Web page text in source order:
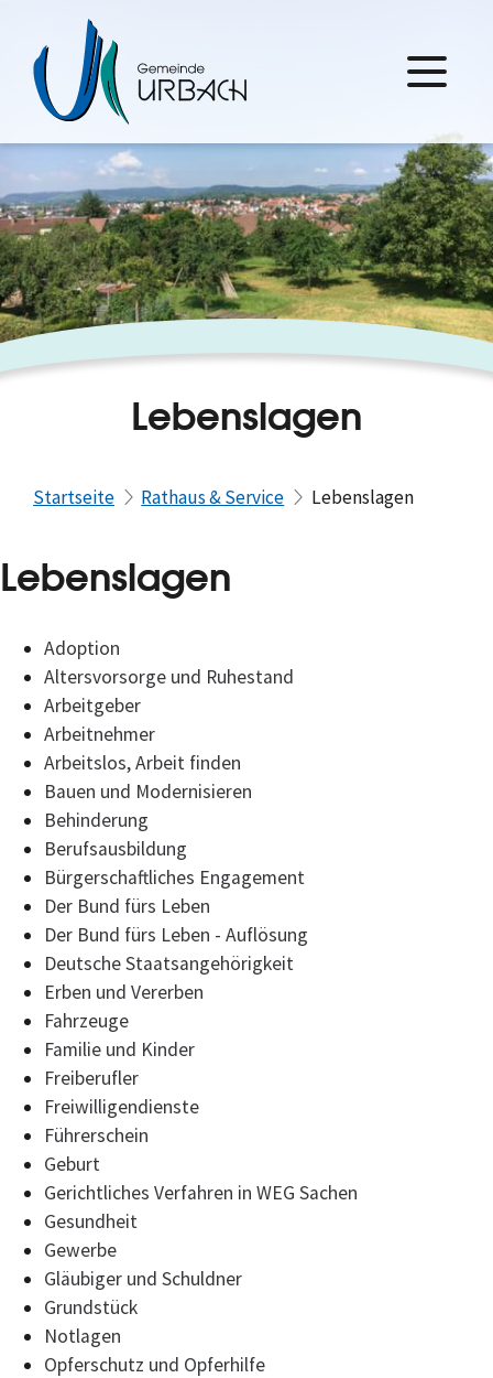
Lebenslagen
Startseite Rathaus & Service Lebenslagen
Lebenslagen
Adoption
Altersvorsorge und Ruhestand
Arbeitgeber
Arbeitnehmer
Arbeitslos, Arbeit finden
Bauen und Modernisieren
Behinderung
Berufsausbildung
Bürgerschaftliches Engagement
Der Bund fürs Leben
Der Bund fürs Leben - Auflösung
Deutsche Staatsangehörigkeit
Erben und Vererben
Fahrzeuge
Familie und Kinder
Freiberufler
Freiwilligendienste
Führerschein
Geburt
Gerichtliches Verfahren in WEG Sachen
Gesundheit
Gewerbe
Gläubiger und Schuldner
Grundstück
Notlagen
Opferschutz und Opferhilfe